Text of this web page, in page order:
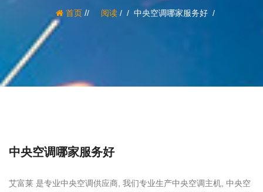
首页/ 阅读/ 中央空调哪家服务好
中央空调哪家服务好
艾富莱 是专业中央空调供应商, 我们专业生产中央空调主机, 中央空